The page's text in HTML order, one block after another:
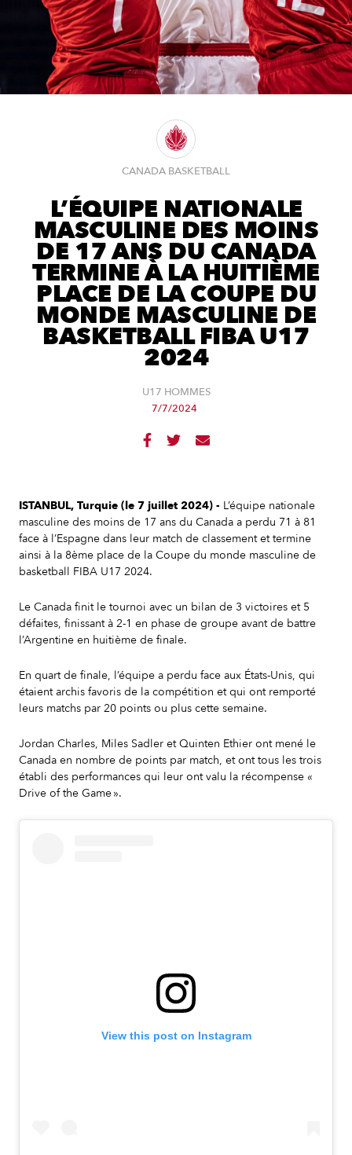
CANADA BASKETBALL
L’ÉQUIPE NATIONALE
MASCULINE DES MOINS
DE 17 ANS DU CANADA
TERMINE À LA HUITIÈME
PLACE DE LA COUPE DU
MONDE MASCULINE DE
BASKETBALL FIBA U17
2024
U17 HOMMES
7/7/2024
  
ISTANBUL, Turquie (le 7 juillet 2024) - L’équipe nationale
masculine des moins de 17 ans du Canada a perdu 71 à 81
face à l’Espagne dans leur match de classement et termine
ainsi à la 8ème place de la Coupe du monde masculine de
basketball FIBA U17 2024.
Le Canada finit le tournoi avec un bilan de 3 victoires et 5
défaites, finissant à 2-1 en phase de groupe avant de battre
l’Argentine en huitième de finale.
En quart de finale, l’équipe a perdu face aux États-Unis, qui
étaient archis favoris de la compétition et qui ont remporté
leurs matchs par 20 points ou plus cette semaine.
Jordan Charles, Miles Sadler et Quinten Ethier ont mené le
Canada en nombre de points par match, et ont tous les trois
établi des performances qui leur ont valu la récompense «
Drive of the Game ».
View this post on Instagram